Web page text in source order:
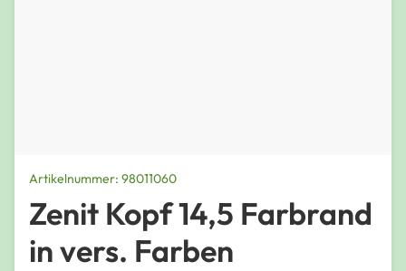
Artikelnummer: 98011060
Zenit Kopf 14,5 Farbrand
in vers. Farben